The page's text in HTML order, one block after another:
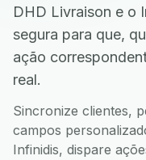
DHD Livraison e o
segura para que,
ação
real.
Sincronize clientes,
campos
Infinidis, dispare